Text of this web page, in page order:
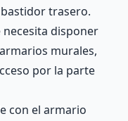
trasero.
necesita disponer
murales,
por la parte
con el armario